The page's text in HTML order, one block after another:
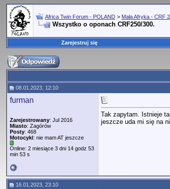
Africa Twin Forum - POLAND > Mała Afryka - CRF
Wszystko o oponach CRF250/300.
Zarejestruj się
08.01.2023, 12:10
furman
Zarejestrowany: Jul 2016
Miasto: Zagórów
Posty: 468
Motocykl: nie mam AT jeszcze
Online: 2 miesiące 3 dni 14 godz 53
min 53 s
Tak zapytam. Istnieje
jeszcze uda mi się na
16.01.2023, 23:10